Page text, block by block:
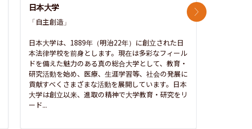
日本大学
「自主創造」
日本大学は、1889年（明治22年）に創立された日
本法律学校を前身とします。現在は多彩なフィール
ドを備えた魅力のある真の総合大学として、教育・
研究活動を始め、医療、生涯学習等、社会の発展に
貢献すべくさまざまな活動を展開しています。日本
大学は創立以来、進取の精神で大学教育・研究をリ
ード...
次のスライド